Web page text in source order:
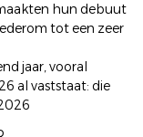
hun debuut
tot een zeer
jaar, vooral
al vaststaat: die